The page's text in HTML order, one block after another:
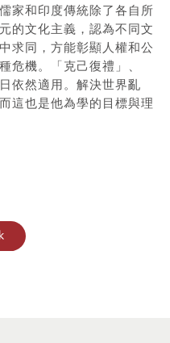
家和印度傳統除了各自所
的文化主義，認為不同文
求同，方能彰顯人權和公
危機。「克己復禮」、
依然適用。解決世界亂
這也是他為學的目標與理